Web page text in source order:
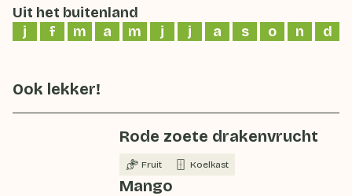
Uit het buitenland
j
f m a m j j a s o n d
Ook lekker!
Rode zoete drakenvrucht
Fruit Koelkast
Mango